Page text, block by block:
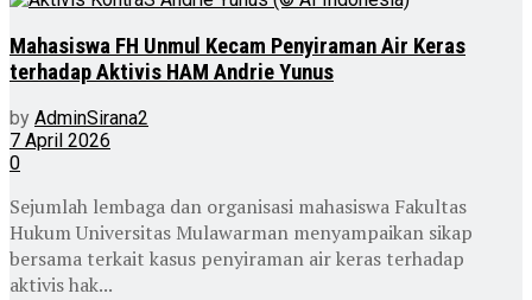
Mahasiswa FH Unmul Kecam Penyiraman Air Keras
terhadap Aktivis HAM Andrie Yunus
by AdminSirana2
7 April 2026
0
Sejumlah lembaga dan organisasi mahasiswa Fakultas
Hukum Universitas Mulawarman menyampaikan sikap
bersama terkait kasus penyiraman air keras terhadap
aktivis hak...